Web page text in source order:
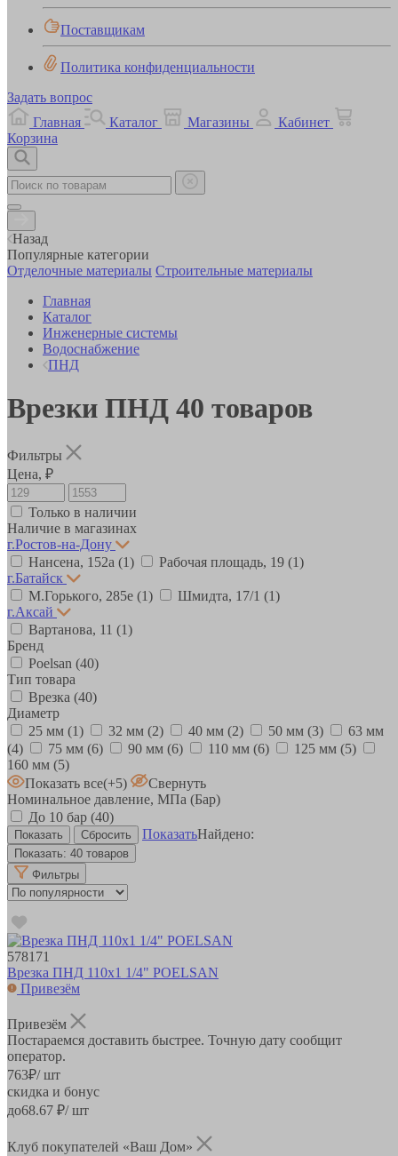
Поставщикам
Политика конфиденциальности
Задать вопрос
Главная
Каталог Магазины
Кабинет
Корзина
Назад
Популярные категории
Отделочные материалы Строительные материалы
Главная
Каталог
Инженерные системы
Водоснабжение
ПНД
Врезки ПНД 40 товаров
Фильтры
Цена, ₽
Только в наличии
Наличие в магазинах
г.Ростов-на-Дону
Нансена, 152а (1) Рабочая площадь, 19 (1)
г.Батайск
М.Горького, 285е (1) Шмидта, 17/1 (1)
г.Аксай
Вартанова, 11 (1)
Бренд
Poelsan (40)
Тип товара
Врезка (40)
Диаметр
25 мм (1) 32 мм (2) 40 мм (2) 50 мм (3)
63 мм
(4)
75 мм (6) 90 мм (6) 110 мм (6) 125 мм (5)
160 мм (5)
Показать все(+5)
Свернуть
Номинальное давление, МПа (Бар)
До 10 бар (40)
ПоказатьНайдено:
Показать: 40 товаров
Фильтры
578171
Врезка ПНД 110х1 1/4" POELSAN
Привезём
Привезём
Постараемся доставить быстрее. Точную дату сообщит
оператор.
763₽/ шт
скидка и бонус
до68.67 ₽/ шт
Клуб покупателей «Ваш Дом»